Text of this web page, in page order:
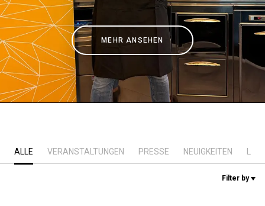
MEHR ANSEHEN
ALLE VERANSTALTUNGEN PRESSE NEUIGKEITEN
Filter by
Nachrichten
Geschichte
Unsere Labore